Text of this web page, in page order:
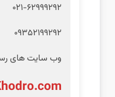
021-62999292
09352199292
وب‌ سایت‌ های